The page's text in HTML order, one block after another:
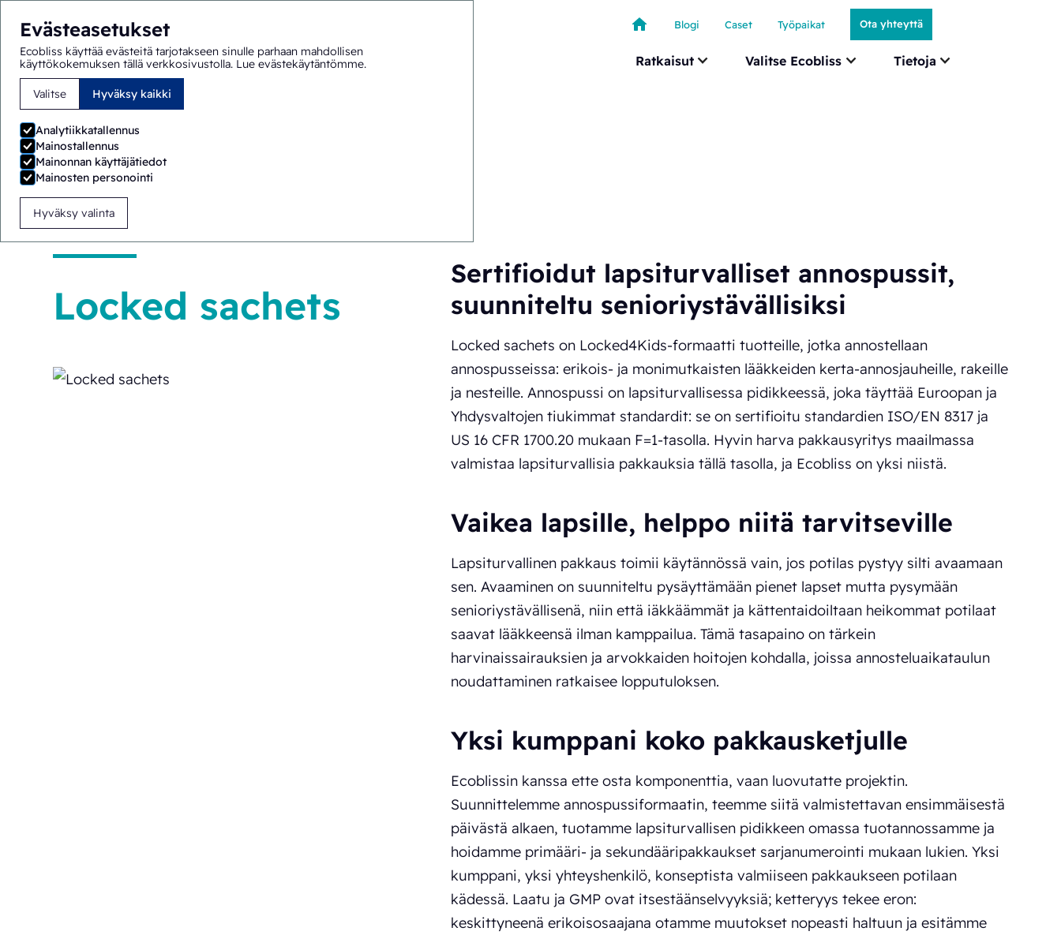
Evästeasetukset
Ecobliss käyttää evästeitä tarjotakseen sinulle parhaan mahdollisen
käyttökokemuksen tällä verkkosivustolla. Lue evästekäytäntömme.
Valitse Hyväksy kaikki
Analytiikkatallennus
Mainostallennus
Mainonnan käyttäjätiedot
Mainosten personointi
Hyväksy valinta
Ratkaisut Valitse Ecobliss Tietoja
Blogi Caset Työpaikat Ota yhteyttä
Olet täällä: Etusivu
Locked sachets
Sertifioidut lapsiturvalliset annospussit,
suunniteltu senioriystävällisiksi
Locked sachets on Locked4Kids-formaatti tuotteille, jotka annostellaan
annospusseissa: erikois- ja monimutkaisten lääkkeiden kerta-annosjauheille, rakeille
ja nesteille. Annospussi on lapsiturvallisessa pidikkeessä, joka täyttää Euroopan ja
Yhdysvaltojen tiukimmat standardit: se on sertifioitu standardien ISO/EN 8317 ja
US 16 CFR 1700.20 mukaan F=1-tasolla. Hyvin harva pakkausyritys maailmassa
valmistaa lapsiturvallisia pakkauksia tällä tasolla, ja Ecobliss on yksi niistä.
Vaikea lapsille, helppo niitä tarvitseville
Lapsiturvallinen pakkaus toimii käytännössä vain, jos potilas pystyy silti avaamaan
sen. Avaaminen on suunniteltu pysäyttämään pienet lapset mutta pysymään
senioriystävällisenä, niin että iäkkäämmät ja kättentaidoiltaan heikommat potilaat
saavat lääkkeensä ilman kamppailua. Tämä tasapaino on tärkein
harvinaissairauksien ja arvokkaiden hoitojen kohdalla, joissa annosteluaikataulun
noudattaminen ratkaisee lopputuloksen.
Yksi kumppani koko pakkausketjulle
Ecoblissin kanssa ette osta komponenttia, vaan luovutatte projektin.
Suunnittelemme annospussiformaatin, teemme siitä valmistettavan ensimmäisestä
päivästä alkaen, tuotamme lapsiturvallisen pidikkeen omassa tuotannossamme ja
hoidamme primääri- ja sekundääripakkaukset sarjanumerointi mukaan lukien. Yksi
kumppani, yksi yhteyshenkilö, konseptista valmiiseen pakkaukseen potilaan
kädessä. Laatu ja GMP ovat itsestäänselvyyksiä; ketteryys tekee eron:
keskittyneenä erikoisosaajana otamme muutokset nopeasti haltuun ja esitämme